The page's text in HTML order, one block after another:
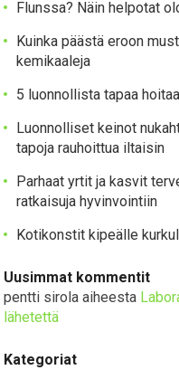
Flunssa? Näin helpotat
Kuinka päästä eroon
kemikaaleja
5 luonnollista tapaa
Luonnolliset keinot
tapoja rauhoittua iltaisin
Parhaat yrtit ja kasvit
ratkaisuja hyvinvointiin
Kotikonstit kipeälle
Uusimmat kommentit
pentti sirola aiheesta
lähetettä
Kategoriat